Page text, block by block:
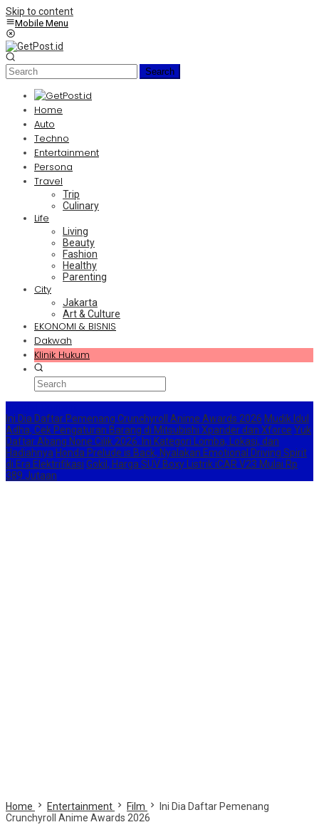
Skip to content
Mobile Menu
Search
Home
Auto
Techno
Entertainment
Persona
Travel
Trip
Culinary
Life
Living
Beauty
Fashion
Healthy
Parenting
City
Jakarta
Art & Culture
EKONOMI & BISNIS
Dakwah
Klinik Hukum
Ini Dia Daftar Pemenang Crunchyroll Anime Awards 2026 Mudik Idul
Adha, Cek Pengaturan Barang di Mitsubishi Xpander dan Xforce Yuk
Daftar Abang None Cilik 2026: Ini Kategori Lomba, Lokasi, dan
Hadiahnya Honda Prelude is Back, Nyalakan Emotional Driving Spirit
di Era Elektrifikasi Gokil, Harga SUV Boxy Listrik iCAR V23 Mulai Rp
389 Jutaan
Home Entertainment Film
Ini Dia Daftar Pemenang
Crunchyroll Anime Awards 2026